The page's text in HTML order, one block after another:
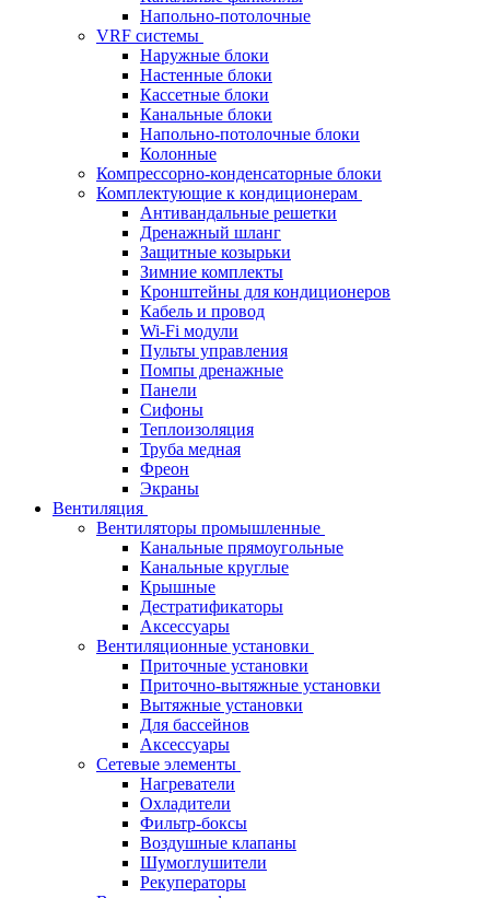
Напольно-потолочные
VRF системы
Наружные блоки
Настенные блоки
Кассетные блоки
Канальные блоки
Напольно-потолочные блоки
Колонные
Компрессорно-конденсаторные блоки
Комплектующие к кондиционерам
Антивандальные решетки
Дренажный шланг
Защитные козырьки
Зимние комплекты
Кронштейны для кондиционеров
Кабель и провод
Wi-Fi модули
Пульты управления
Помпы дренажные
Панели
Сифоны
Теплоизоляция
Труба медная
Фреон
Экраны
Вентиляция
Вентиляторы промышленные
Канальные прямоугольные
Канальные круглые
Крышные
Дестратификаторы
Аксессуары
Вентиляционные установки
Приточные установки
Приточно-вытяжные установки
Вытяжные установки
Для бассейнов
Аксессуары
Сетевые элементы
Нагреватели
Охладители
Фильтр-боксы
Воздушные клапаны
Шумоглушители
Рекуператоры